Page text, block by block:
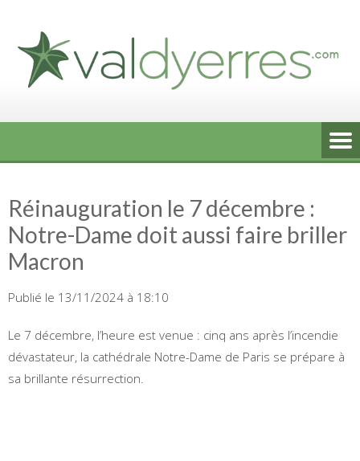
content
Réinauguration le 7 décembre :
Notre-Dame doit aussi faire briller
Macron
Publié le 13/11/2024 à 18:10
Le 7 décembre, l’heure est venue : cinq ans après l’incendie
dévastateur, la cathédrale Notre-Dame de Paris se prépare à
sa brillante résurrection.